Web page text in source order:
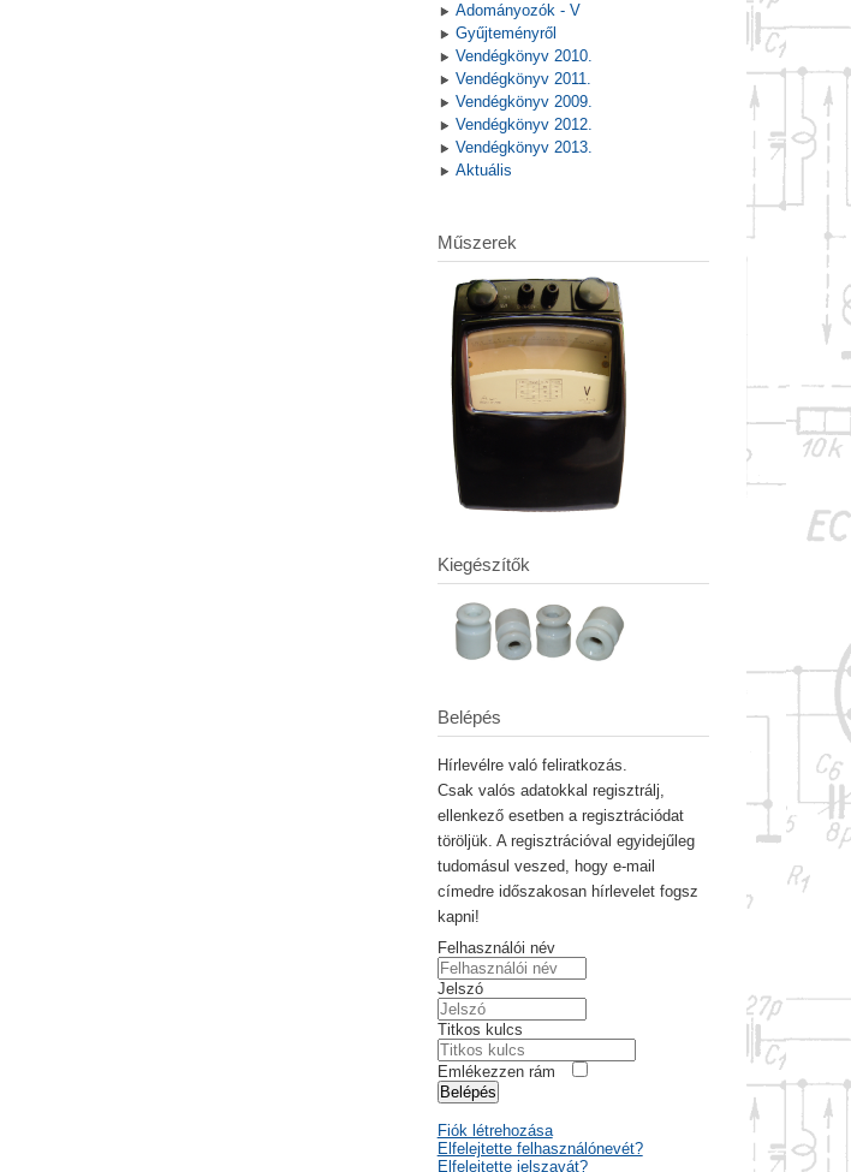
Adományozók - V
Gyűjteményről
Vendégkönyv 2010.
Vendégkönyv 2011.
Vendégkönyv 2009.
Vendégkönyv 2012.
Vendégkönyv 2013.
Aktuális
Műszerek
Kiegészítők
Belépés
Hírlevélre való feliratkozás.
Csak valós adatokkal regisztrálj,
ellenkező esetben a regisztrációdat
töröljük. A regisztrációval egyidejűleg
tudomásul veszed, hogy e-mail
címedre időszakosan hírlevelet fogsz
kapni!
Felhasználói név
Jelszó
Titkos kulcs
Emlékezzen rám
Belépés
Fiók létrehozása
Elfelejtette felhasználónevét?
Elfelejtette jelszavát?